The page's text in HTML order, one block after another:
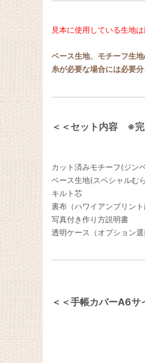
見本に使用している生地
ベース生地、モチーフ生
糸が必要な場合には必要分
＜＜セット内容 ※完
カット済みモチーフ(ジ
ベース生地(スペシャルむ
キルト芯
裏布（ハワイアンプリント
写真付き作り方説明書
透明ケース（オプション選
＜＜手帳カバーA6サ